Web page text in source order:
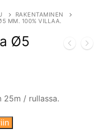
RAKENTAMINEN
MM. 100% VILLAA.
Ø5
25m / rullassa.